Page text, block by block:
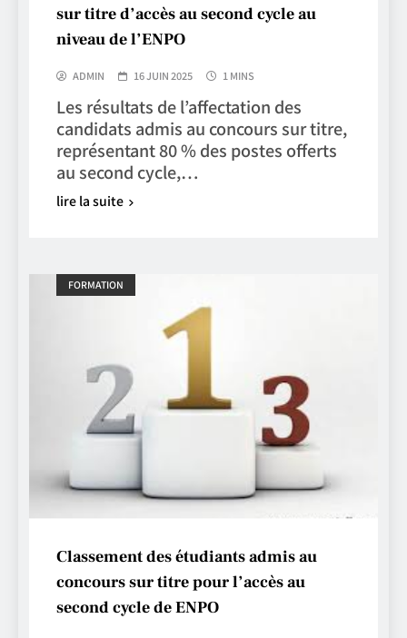
sur titre d’accès au second cycle au
niveau de l’ENPO
ADMIN 16 JUIN 2025 1 MINS
Les résultats de l’affectation des
candidats admis au concours sur titre,
représentant 80 % des postes offerts
au second cycle,…
lire la suite
FORMATION
Classement des étudiants admis au
concours sur titre pour l’accès au
second cycle de ENPO